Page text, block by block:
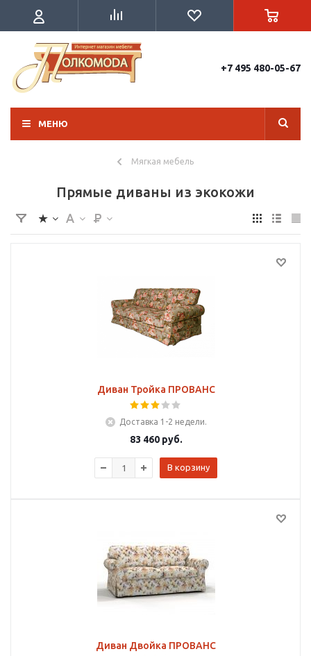
+7 495 480-05-67
МЕНЮ
Мягкая мебель
Прямые диваны из экокожи
Диван Тройка ПРОВАНС
Доставка 1-2 недели.
83 460руб.
В корзину
Диван Двойка ПРОВАНС